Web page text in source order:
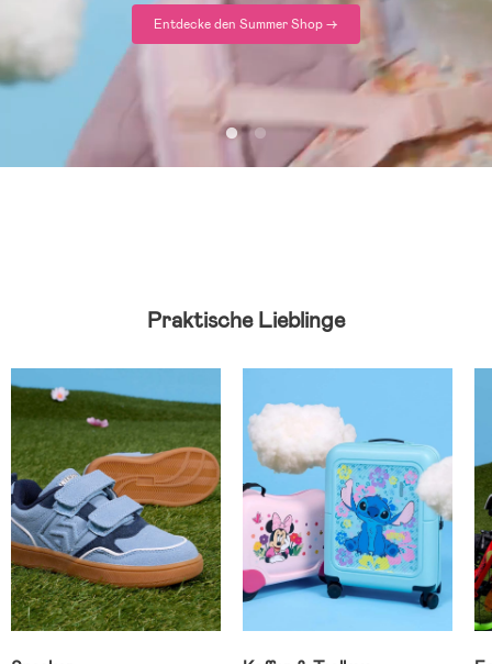
Entdecke den Summer Shop ->
Praktische Lieblinge